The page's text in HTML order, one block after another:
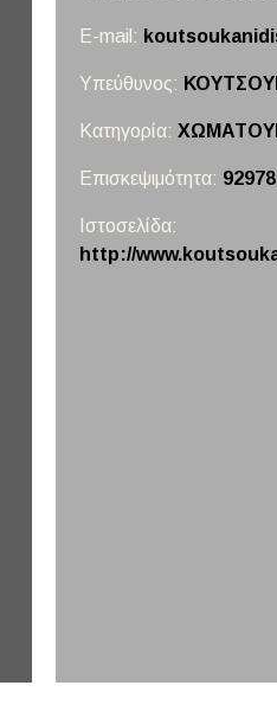
E-mail:
Υπεύθυνος:
Κατηγορία:
Επισκεψιμότητα: 92978
Ιστοσελίδα:
http://